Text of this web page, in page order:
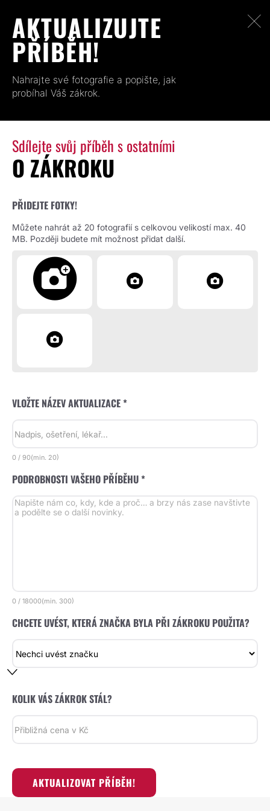
AKTUALIZUJTE
PŘÍBĚH!
Nahrajte své fotografie a popište, jak
probíhal Váš zákrok.
Sdílejte svůj příběh s ostatními
O ZÁKROKU
PŘIDEJTE FOTKY!
Můžete nahrát až 20 fotografií s celkovou velikostí max. 40
MB. Později budete mít možnost přidat další.
VLOŽTE NÁZEV AKTUALIZACE *
0 / 90(min. 20)
PODROBNOSTI VAŠEHO PŘÍBĚHU *
0 / 18000(min. 300)
CHCETE UVÉST, KTERÁ ZNAČKA BYLA PŘI ZÁKROKU POUŽITA?
KOLIK VÁS ZÁKROK STÁL?
AKTUALIZOVAT PŘÍBĚH!